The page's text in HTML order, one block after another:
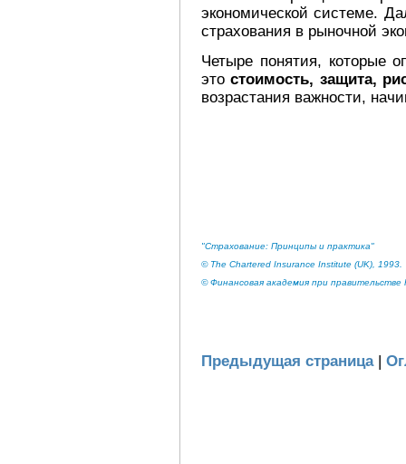
экономической системе.
страхования в рыночной
Четыре понятия, которые
это стоимость, защита,
возрастания важности,
"Страхование: Принципы и практика"
© The Chartered Insurance Institute (UK), 1993.
© Финансовая академия при правительстве
Предыдущая страница|